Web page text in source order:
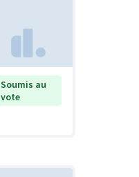
Soumis au
vote